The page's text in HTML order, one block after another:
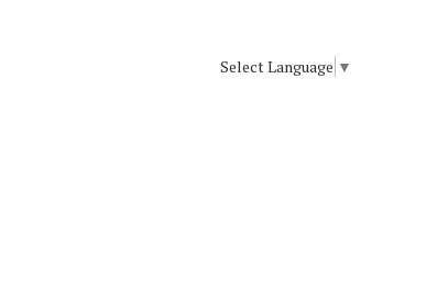
Select Language ▼